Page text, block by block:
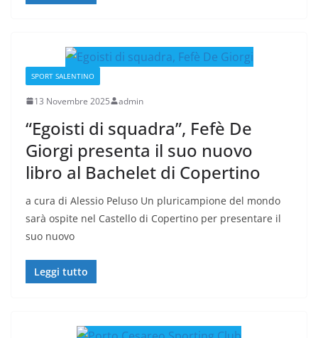
SPORT SALENTINO
13 Novembre 2025 admin
“Egoisti di squadra”, Fefè De
Giorgi presenta il suo nuovo
libro al Bachelet di Copertino
a cura di Alessio Peluso Un pluricampione del mondo
sarà ospite nel Castello di Copertino per presentare il
suo nuovo
Leggi tutto